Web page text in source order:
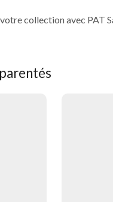
collection avec PAT